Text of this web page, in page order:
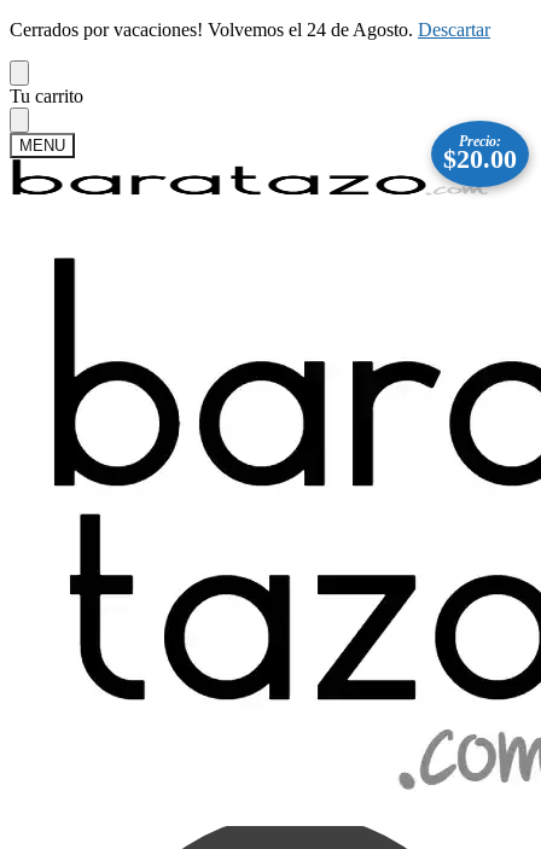
Cerrados por vacaciones! Volvemos el 24 de Agosto. Descartar
Skip
to
navigation
Skip
to
content
Tu carrito
MENU
Mi cuenta
Precio:
$20.00